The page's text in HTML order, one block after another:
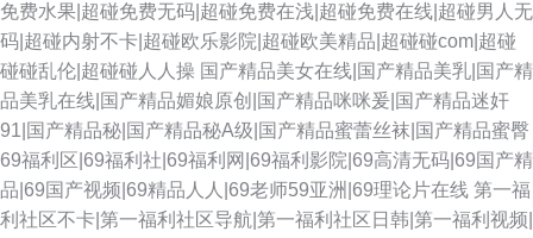
免费水果|超碰免费无码|超碰免费在浅|超碰免费在线|超碰男人无
码|超碰内射不卡|超碰欧乐影院|超碰欧美精品|超碰碰com|超碰
碰碰乱伦|超碰碰人人操 国产精品美女在线|国产精品美乳|国产精
品美乳在线|国产精品媚娘原创|国产精品咪咪爰|国产精品迷奸
91|国产精品秘|国产精品秘A级|国产精品蜜蕾丝袜|国产精品蜜臀
69福利区|69福利社|69福利网|69福利影院|69高清无码|69国产精
品|69国产视频|69精品人人|69老师59亚洲|69理论片在线 第一福
利社区不卡|第一福利社区导航|第一福利社区日韩|第一福利视频|